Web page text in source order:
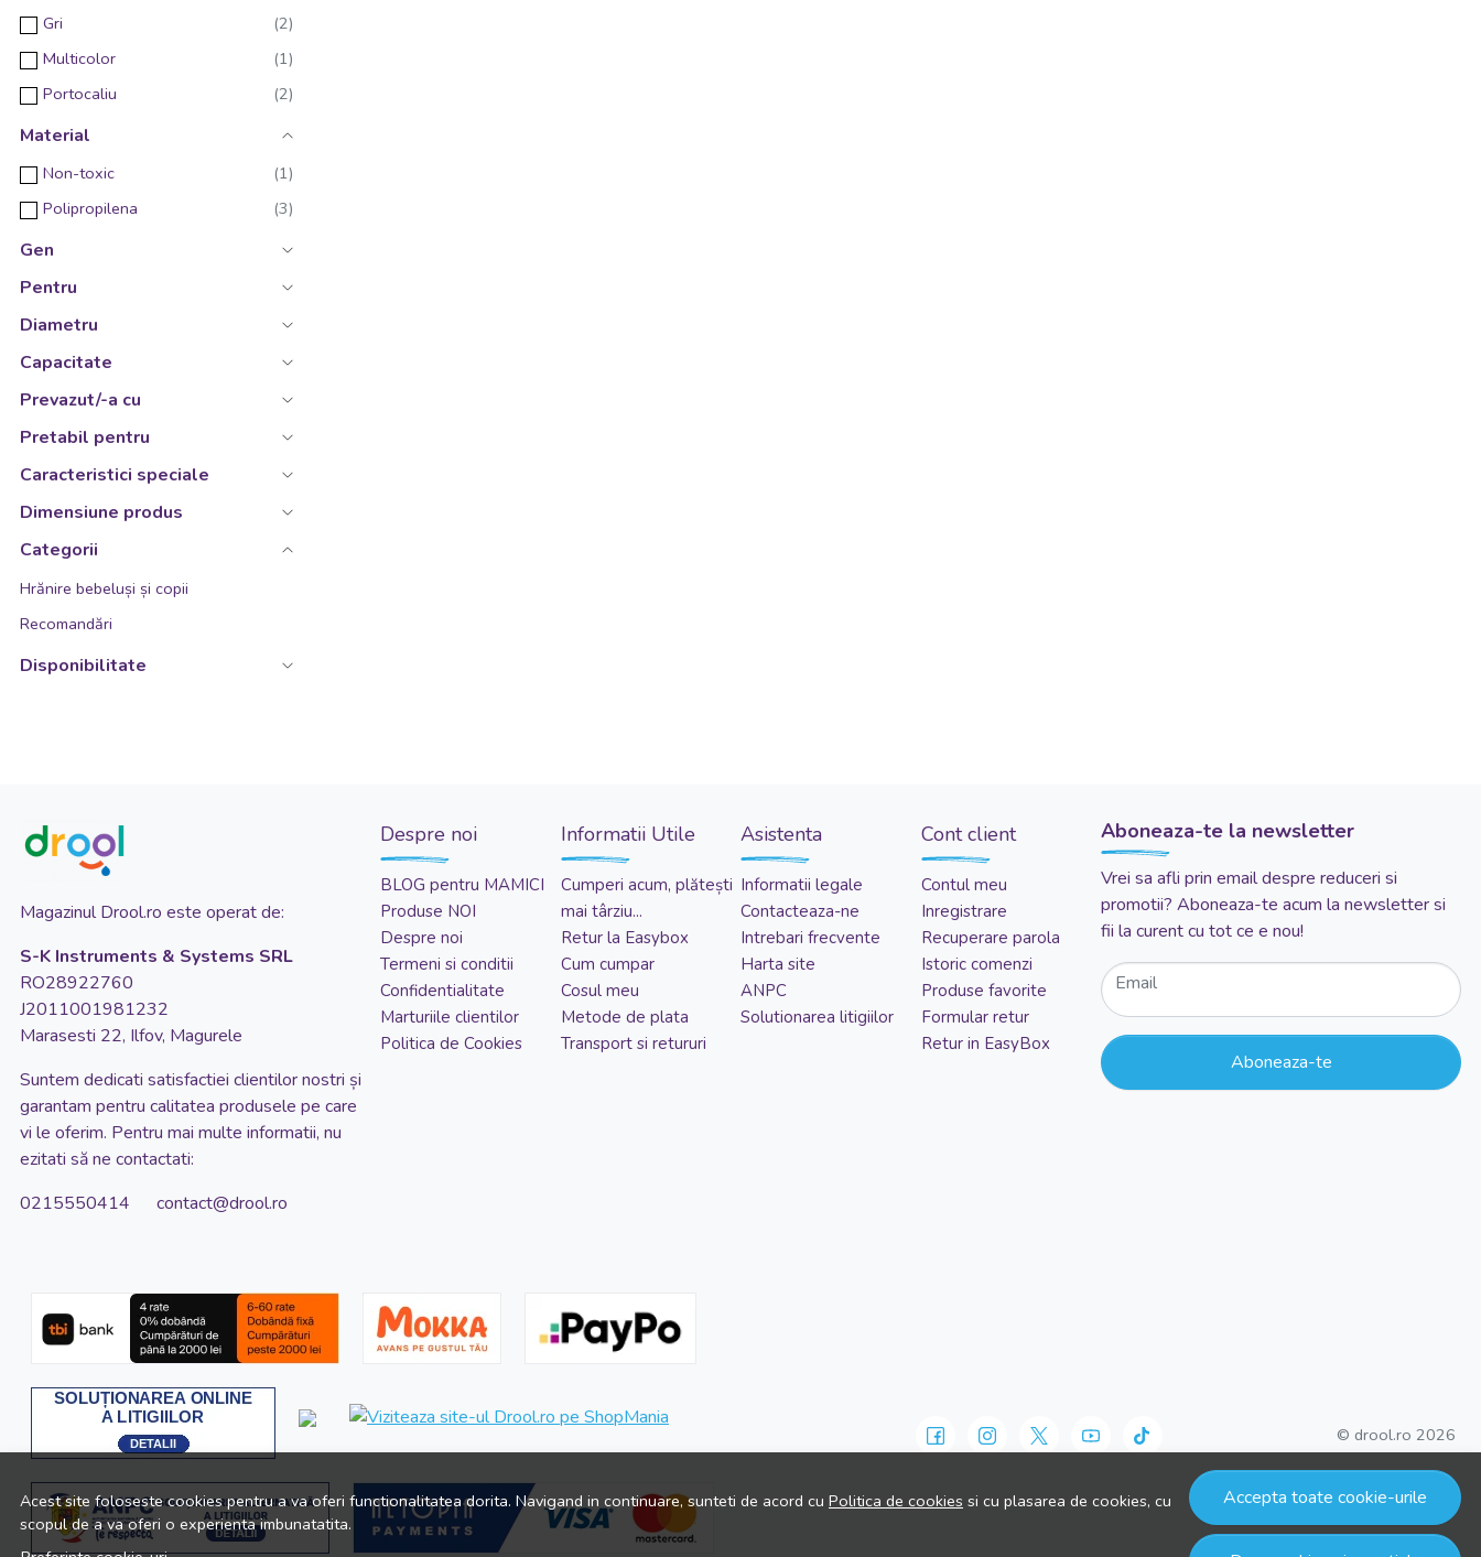
Gri
Multicolor
Portocaliu
Roz
Turcoaz
Verde
Material
Non-toxic
Polipropilena
Gen
Pentru
Diametru
Capacitate
Prevazut/-a cu
Pretabil pentru
Caracteristici speciale
Dimensiune produs
Categorii
Hrănire bebeluși și copii
Recomandări
Disponibilitate
Acest site foloseste cookies pentru a va oferi functionalitatea dorita. Navigand in continuare, sunteti de acord cu Politica de cookies si cu plasarea de cookies, cu
scopul de a va oferi o experienta imbunatatita.
Accepta toate cookie-urile
Magazinul Drool.ro este operat de:
S-K Instruments & Systems SRL
RO28922760
J2011001981232
Marasesti 22, Ilfov, Magurele
Suntem dedicati satisfactiei clientilor nostri și
garantam pentru calitatea produsele pe care
vi le oferim. Pentru mai multe informatii, nu
ezitati să ne contactati:
0215550414 contact@drool.ro
Despre noi
BLOG pentru MAMICI
Produse NOI
Despre noi
Termeni si conditii
Confidentialitate
Marturiile clientilor
Politica de Cookies
Informatii Utile
Cumperi acum, plătești
mai târziu...
Retur la Easybox
Cum cumpar
Cosul meu
Metode de plata
Transport si retururi
Asistenta
Informatii legale
Contacteaza-ne
Intrebari frecvente
Harta site
ANPC
Solutionarea litigiilor
Cont client
Contul meu
Inregistrare
Recuperare parola
Istoric comenzi
Produse favorite
Formular retur
Retur in EasyBox
Aboneaza-te la newsletter
Vrei sa afli prin email despre reduceri si
promotii? Aboneaza-te acum la newsletter si
fii la curent cu tot ce e nou!
Email
Aboneaza-te
© drool.ro 2026